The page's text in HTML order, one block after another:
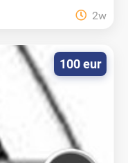
2w
100 eur